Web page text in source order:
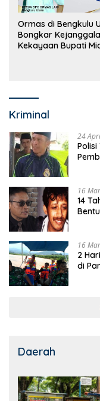
Ormas di Bengkulu
Bongkar
Kekayaan Bupati
Kriminal
24
16
14
16
2
di
Daerah